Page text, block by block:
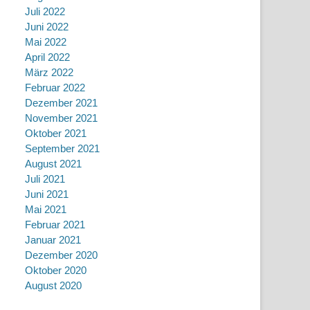
Juli 2022
Juni 2022
Mai 2022
April 2022
März 2022
Februar 2022
Dezember 2021
November 2021
Oktober 2021
September 2021
August 2021
Juli 2021
Juni 2021
Mai 2021
Februar 2021
Januar 2021
Dezember 2020
Oktober 2020
August 2020